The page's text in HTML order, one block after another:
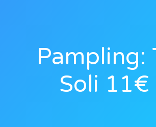
Pampling:
Soli 11€